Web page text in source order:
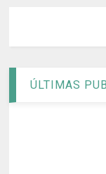
ÚLTIMAS